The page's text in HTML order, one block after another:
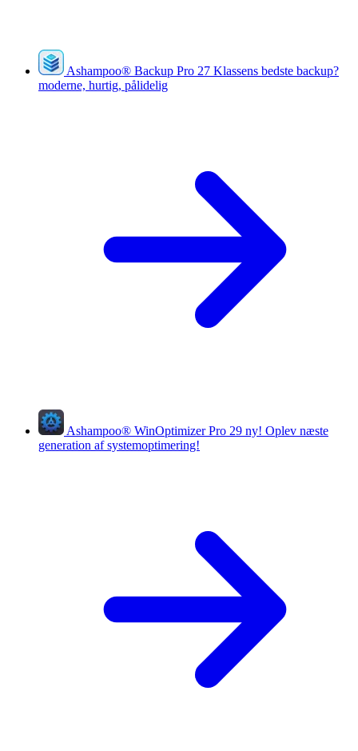
Ashampoo® Backup Pro 27 Klassens bedste backup?
moderne, hurtig, pålidelig
Ashampoo® WinOptimizer Pro 29 ny! Oplev næste
generation af systemoptimering!